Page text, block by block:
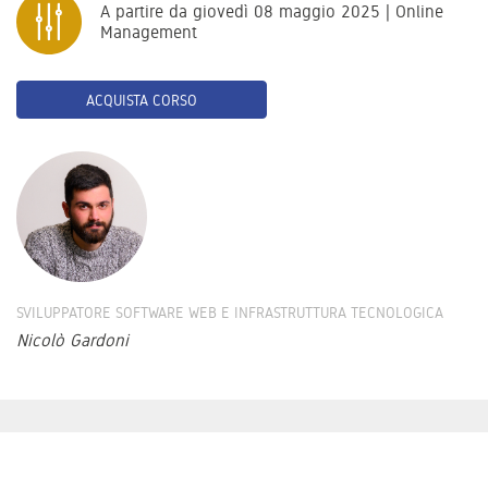
A partire da giovedì 08 maggio 2025 | Online
Management
ACQUISTA CORSO
SVILUPPATORE SOFTWARE WEB E INFRASTRUTTURA TECNOLOGICA
Nicolò Gardoni